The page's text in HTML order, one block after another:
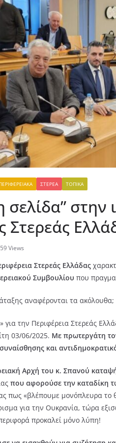
ΣΤΕΡΕΆ ΤΟΠΙΚΆ
σελίδα” στην
Στερεάς
Views
Στερεάς Ελλάδας
Συμβουλίου που
αναφέρονται τα ακόλουθα;
την Περιφέρεια Στερεάς
03/06/2025. Με πρωτεργάτη
και
Αρχή του κ. Σπανού
που αφορούσε την καταδίκη
πως «βλέπουμε μονόπλευρα
για την Ουκρανία, τώρα
προκαλεί μόνο λύπη!